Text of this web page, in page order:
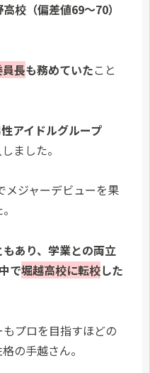
校（偏差値69～70）
長も務めていたこと
アイドルグループ
ました。
メジャーデビューを果
あり、学業との両立
で堀越高校に転校した
プロを目指すほどの
の手越さん。